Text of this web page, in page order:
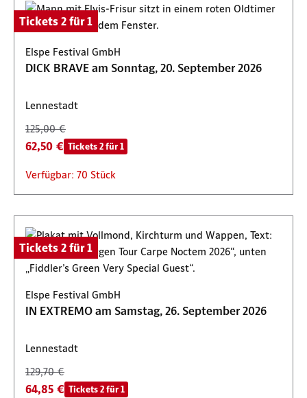
Tickets 2 für 1
Elspe Festival GmbH
DICK BRAVE am Sonntag, 20. September 2026
Lennestadt
125,00 €
62,50 € Tickets 2 für 1
Verfügbar: 70 Stück
Tickets 2 für 1
Elspe Festival GmbH
IN EXTREMO am Samstag, 26. September 2026
Lennestadt
129,70 €
64,85 € Tickets 2 für 1